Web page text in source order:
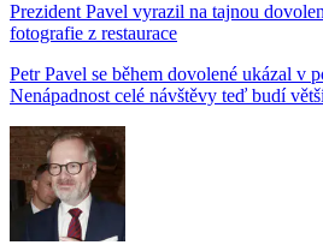
Prezident Pavel vyrazil na tajnou
fotografie z restaurace
Petr Pavel se během dovolené ukázal v
Nenápadnost celé návštěvy teď budí